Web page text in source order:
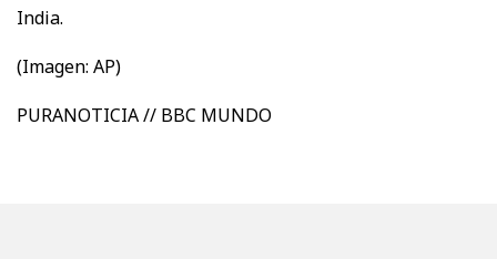
India.
(Imagen: AP)
PURANOTICIA // BBC MUNDO